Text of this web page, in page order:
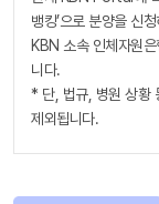
뱅킹’으로 분양을 신청
KBN 소속 인체자원
니다.
* 단, 법규, 병원 상황
제외됩니다.